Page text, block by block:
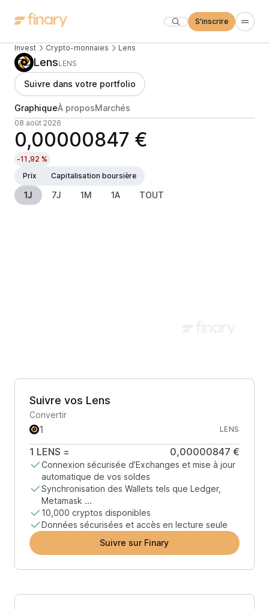
S'inscrire
Invest Crypto-monnaies Lens
LensLENS
Suivre dans votre portfolio
GraphiqueÀ proposMarchés
08 août 2026
0,00000847 €
-11,92 %
Prix
Capitalisation boursière
1J 7J 1M 1A TOUT
Suivre vos Lens
Convertir
LENS
1 LENS = 0,00000847 €
Connexion sécurisée d’Exchanges et mise à jour
automatique de vos soldes
Synchronisation des Wallets tels que Ledger,
Metamask ...
10,000 cryptos disponibles
Données sécurisées et accès en lecture seule
Suivre sur Finary